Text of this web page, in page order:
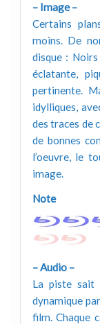
– Image –
Certains
moins. De
disque :
éclatante,
pertinente.
idylliques,
des traces de
de bonnes
l’oeuvre, le
image.
Note
– Audio –
La piste sait
dynamique
film. Chaque